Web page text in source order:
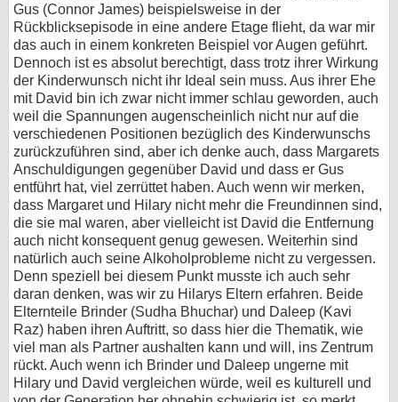
Gus (Connor James) beispielsweise in der
Rückblicksepisode in eine andere Etage flieht, da war mir
das auch in einem konkreten Beispiel vor Augen geführt.
Dennoch ist es absolut berechtigt, dass trotz ihrer Wirkung
der Kinderwunsch nicht ihr Ideal sein muss. Aus ihrer Ehe
mit David bin ich zwar nicht immer schlau geworden, auch
weil die Spannungen augenscheinlich nicht nur auf die
verschiedenen Positionen bezüglich des Kinderwunschs
zurückzuführen sind, aber ich denke auch, dass Margarets
Anschuldigungen gegenüber David und dass er Gus
entführt hat, viel zerrüttet haben. Auch wenn wir merken,
dass Margaret und Hilary nicht mehr die Freundinnen sind,
die sie mal waren, aber vielleicht ist David die Entfernung
auch nicht konsequent genug gewesen. Weiterhin sind
natürlich auch seine Alkoholprobleme nicht zu vergessen.
Denn speziell bei diesem Punkt musste ich auch sehr
daran denken, was wir zu Hilarys Eltern erfahren. Beide
Elternteile Brinder (Sudha Bhuchar) und Daleep (Kavi
Raz) haben ihren Auftritt, so dass hier die Thematik, wie
viel man als Partner aushalten kann und will, ins Zentrum
rückt. Auch wenn ich Brinder und Daleep ungerne mit
Hilary und David vergleichen würde, weil es kulturell und